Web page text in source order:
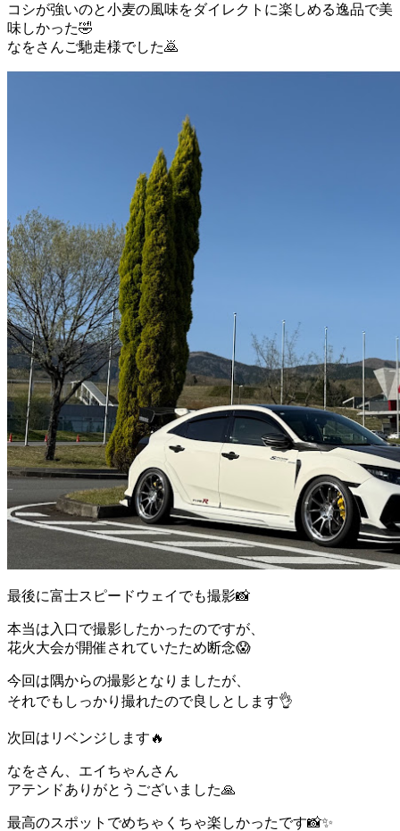
コシが強いのと小麦の風味をダイレクトに楽しめる逸品で美
味しかった🤣
なをさんご馳走様でした🙇
最後に富士スピードウェイでも撮影📸
本当は入口で撮影したかったのですが、
花火大会が開催されていたため断念😱
今回は隅からの撮影となりましたが、
それでもしっかり撮れたので良しとします👌
次回はリベンジします🔥
なをさん、エイちゃんさん
アテンドありがとうございました🙏
最高のスポットでめちゃくちゃ楽しかったです📸✨